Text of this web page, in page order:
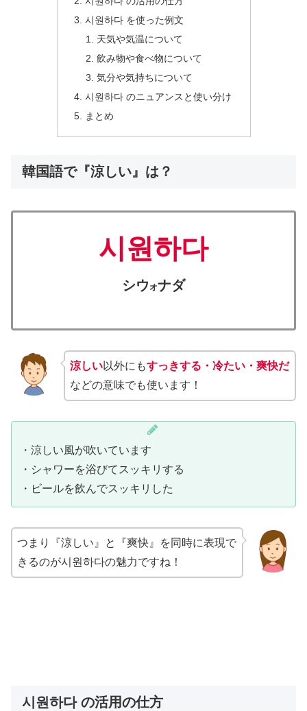
시원하다 を使った例文
天気や気温について
飲み物や食べ物について
気分や気持ちについて
시원하다 のニュアンスと使い分け
まとめ
韓国語で『涼しい』は？
시원하다
シウオナダ
涼しい以外にもすっきする・冷たい・爽快だ
などの意味でも使います！
・涼しい風が吹いています
・シャワーを浴びてスッキリする
・ビールを飲んでスッキリした
つまり『涼しい』と『爽快』を同時に表現で
きるのが시원하다の魅力ですね！
시원하다 の活用の仕方